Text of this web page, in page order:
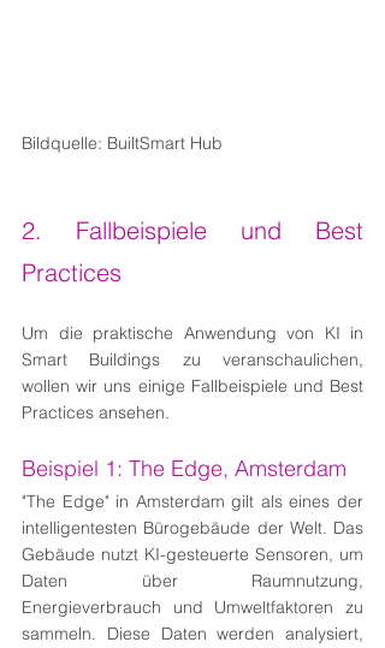
Bildquelle: BuiltSmart Hub
2. Fallbeispiele und Best
Practices
Um die praktische Anwendung von KI in
Smart Buildings zu veranschaulichen,
wollen wir uns einige Fallbeispiele und Best
Practices ansehen.
Beispiel 1: The Edge, Amsterdam
"The Edge" in Amsterdam gilt als eines der
intelligentesten Bürogebäude der Welt. Das
Gebäude nutzt KI-gesteuerte Sensoren, um
Daten über Raumnutzung,
Energieverbrauch und Umweltfaktoren zu
sammeln. Diese Daten werden analysiert,